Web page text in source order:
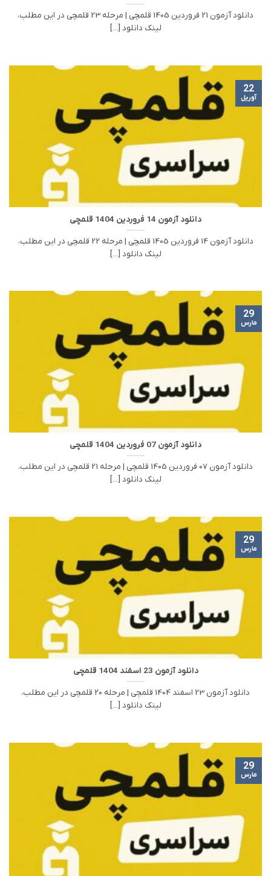
دانلود آزمون 21 فروردین 1405 قلمچی | مرحله 23 قلمچی در این مطلب،
لینک دانلود [...]
دانلود آزمون 14 فروردین 1404 قلمچی
دانلود آزمون 14 فروردین 1405 قلمچی | مرحله 22 قلمچی در این مطلب،
لینک دانلود [...]
22
آوریل
دانلود آزمون 07 فروردین 1404 قلمچی
دانلود آزمون 07 فروردین 1405 قلمچی | مرحله 21 قلمچی در این مطلب،
لینک دانلود [...]
29
مارس
دانلود آزمون 23 اسفند 1404 قلمچی
دانلود آزمون 23 اسفند 1404 قلمچی | مرحله 20 قلمچی در این مطلب،
لینک دانلود [...]
29
مارس
29
مارس